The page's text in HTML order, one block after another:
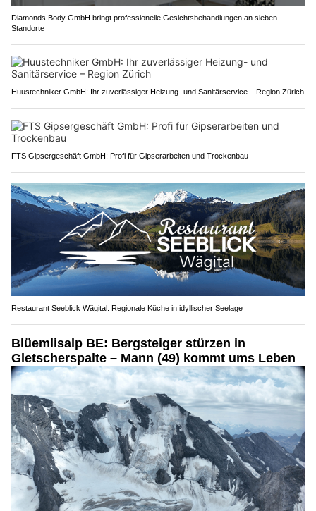
Diamonds Body GmbH bringt professionelle Gesichtsbehandlungen an sieben
Standorte
Huustechniker GmbH: Ihr zuverlässiger Heizung- und Sanitärservice – Region Zürich
FTS Gipsergeschäft GmbH: Profi für Gipserarbeiten und Trockenbau
Restaurant Seeblick Wägital: Regionale Küche in idyllischer Seelage
Blüemlisalp BE: Bergsteiger stürzen in
Gletscherspalte – Mann (49) kommt ums Leben